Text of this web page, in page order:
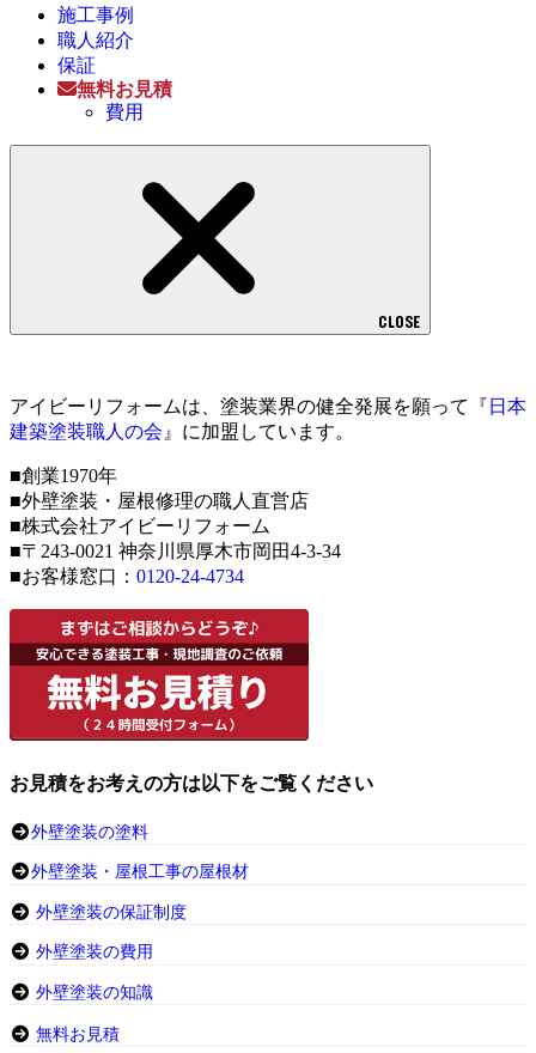
施工事例
職人紹介
保証
無料お見積
費用
CLOSE
アイビーリフォームは、塗装業界の健全発展を願って『 日本
建築塗装職人の会 』に加盟しています。
■創業1970年
■外壁塗装・屋根修理の職人直営店
■株式会社アイビーリフォーム
■〒243-0021 神奈川県厚木市岡田4-3-34
■お客様窓口： 0120-24-4734
お見積をお考えの方は以下をご覧ください
外壁塗装の塗料
外壁塗装・屋根工事の屋根材
外壁塗装の保証制度
外壁塗装の費用
外壁塗装の知識
無料お見積